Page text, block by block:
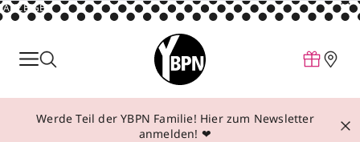
ANZEIGE
Parfum
Make-up
Werde Teil der YBPN Familie! Hier zum Newsletter
anmelden! ❤